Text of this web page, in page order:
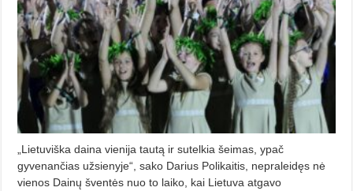
„Lietuviška daina vienija tautą ir sutelkia šeimas, ypač
gyvenančias užsienyje“, sako Darius Polikaitis, nepraleidęs nė
vienos Dainų šventės nuo to laiko, kai Lietuva atgavo